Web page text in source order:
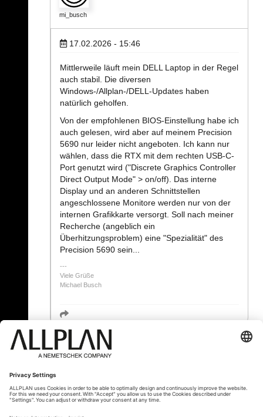
mi_busch
17.02.2026 - 15:46
Mittlerweile läuft mein DELL Laptop in der Regel
auch stabil. Die diversen
Windows-/Allplan-/DELL-Updates haben
natürlich geholfen.
Von der empfohlenen BIOS-Einstellung habe ich
auch gelesen, wird aber auf meinem Precision
5690 nur leider nicht angeboten. Ich kann nur
wählen, dass die RTX mit dem rechten USB-C-
Port genutzt wird ("Discrete Graphics Controller
Direct Output Mode" > on/off). Das interne
Display und an anderen Schnittstellen
angeschlossene Monitore werden nur von der
internen Grafikkarte versorgt. Soll nach meiner
Recherche (angeblich ein
Überhitzungsproblem) eine "Spezialität" des
Precision 5690 sein...
Viele Grüße
Michael Busch
« Zurück